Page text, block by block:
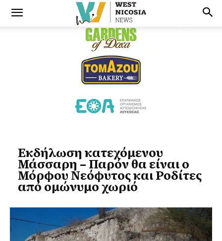
Εκδήλωση κατεχόμενου
Μάσσαρη – Παρόν θα είναι ο
Μόρφου Νεόφυτος και Ροδίτες
από ομώνυμο χωριό